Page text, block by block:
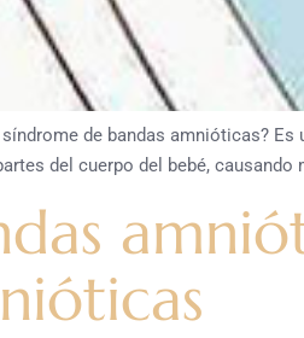
síndrome de bandas amnióticas?
del cuerpo del bebé,